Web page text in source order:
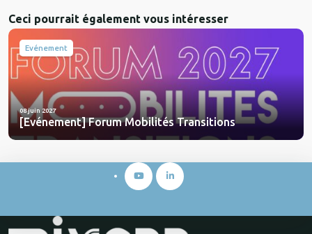
Ceci pourrait également vous intéresser
Evénement
08 juin 2027
[Evénement] Forum Mobilités Transitions